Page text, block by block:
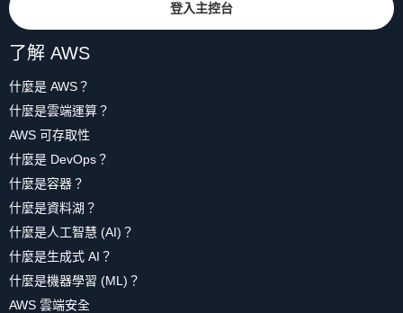
登入主控台
了解 AWS
什麼是 AWS？
什麼是雲端運算？
AWS 可存取性
什麼是 DevOps？
什麼是容器？
什麼是資料湖？
什麼是人工智慧 (AI)？
什麼是生成式 AI？
什麼是機器學習 (ML)？
AWS 雲端安全